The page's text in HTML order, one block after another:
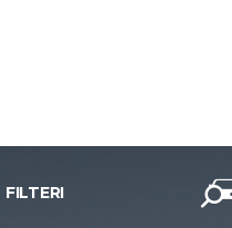
FILTERI